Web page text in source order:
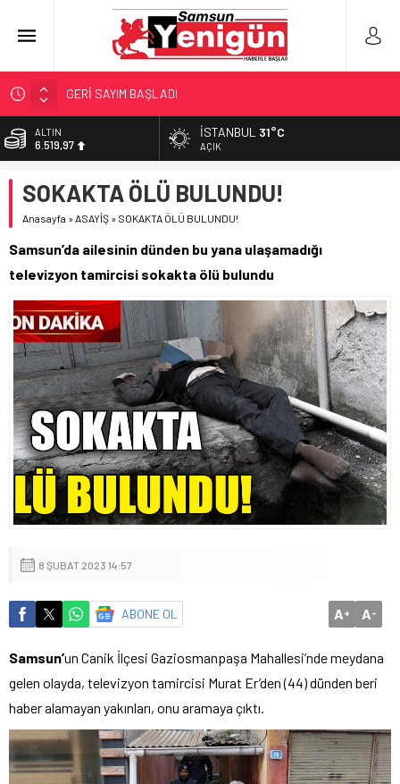
GERİ SAYIM BAŞLADI
SAMSUNSPOR’DA HEDEF 5’İNCİLİK!
‘BAFRA’YA YATIRIM YAPIN!’
YÖNETİCİ SEÇERKEN YAPILAN EN BÜYÜK HATALAR
ALTIN
6.519,97
13.798,82
DOLAR
55,0112
İSTANBUL 31°C
AÇIK
SOKAKTA ÖLÜ BULUNDU!
Anasayfa »ASAYİŞ » SOKAKTA ÖLÜ BULUNDU!
Samsun’da ailesinin dünden bu yana ulaşamadığı
televizyon tamircisi sokakta ölü bulundu
8 ŞUBAT 2023 14:57
ABONE OL A+ A-
Samsun’un Canik İlçesi Gaziosmanpaşa Mahallesi’nde meydana
gelen olayda, televizyon tamircisi Murat Er’den (44) dünden beri
haber alamayan yakınları, onu aramaya çıktı.